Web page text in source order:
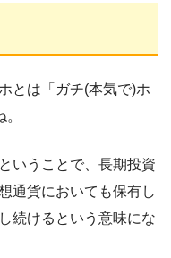
とは「ガチ(本気で)ホ
いうことで、長期投資
通貨においても保有し
続けるという意味にな